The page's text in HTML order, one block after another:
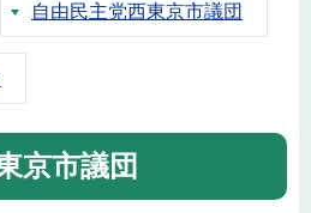
自由民主党西東京市議団
京市議団